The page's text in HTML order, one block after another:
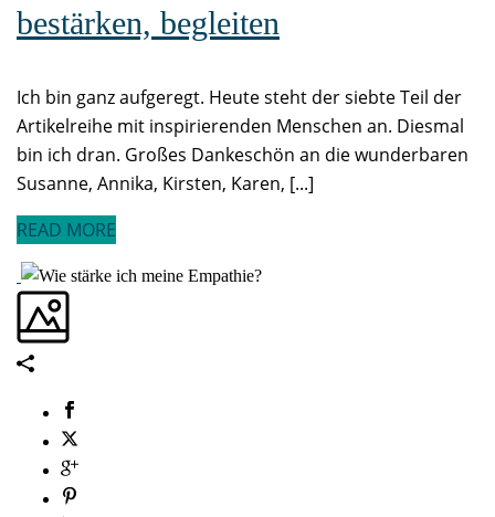
bestärken, begleiten
Ich bin ganz aufgeregt. Heute steht der siebte Teil der
Artikelreihe mit inspirierenden Menschen an. Diesmal
bin ich dran. Großes Dankeschön an die wunderbaren
Susanne, Annika, Kirsten, Karen, [...]
READ MORE